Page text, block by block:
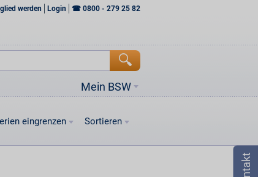
werden Login ☎ 0800 - 279 25 82
Mein BSW
eingrenzen Sortieren